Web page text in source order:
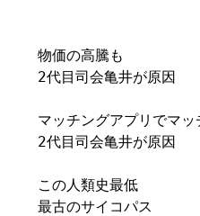
物価の高騰も
2代目司会亀井が原因
マッチングアプリでマ
2代目司会亀井が原因
この人類史最低
最古のサイコパス